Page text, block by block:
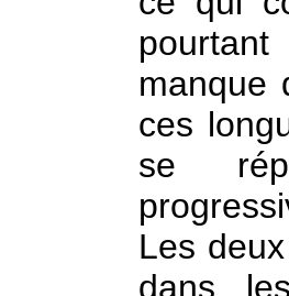
manque
ces
se
Les
dans